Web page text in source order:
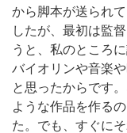
から脚本が送られ
したが、最初は監
うと、私のところ
バイオリンや音楽
と思ったからです
ような作品を作る
た。でも、すぐに